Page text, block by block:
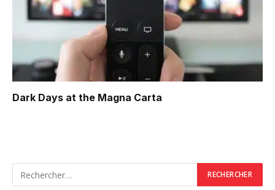
Dark Days at the Magna Carta